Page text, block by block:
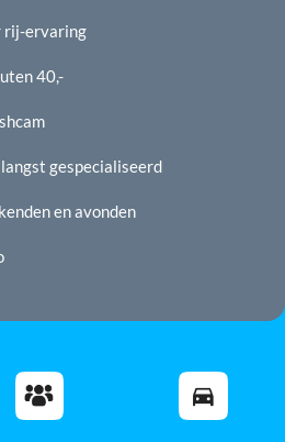
rij-ervaring
40,-
gespecialiseerd
en avonden